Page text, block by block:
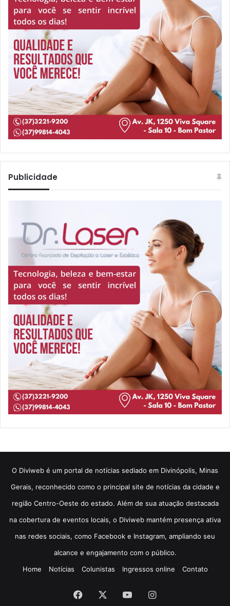
Publicidade
​O Diviweb é um portal de notícias sediado em Divinópolis, Minas
Gerais, reconhecido como o principal site de notícias da cidade e
região Centro-Oeste do estado. Além de sua atuação destacada
na cobertura de eventos locais, o Diviweb mantém presença ativa
nas redes sociais, como Facebook e Instagram, ampliando seu
alcance e engajamento com o público.
Home
Notícias Colunistas Ingressos online Contato
Facebook YouTubeInstagram